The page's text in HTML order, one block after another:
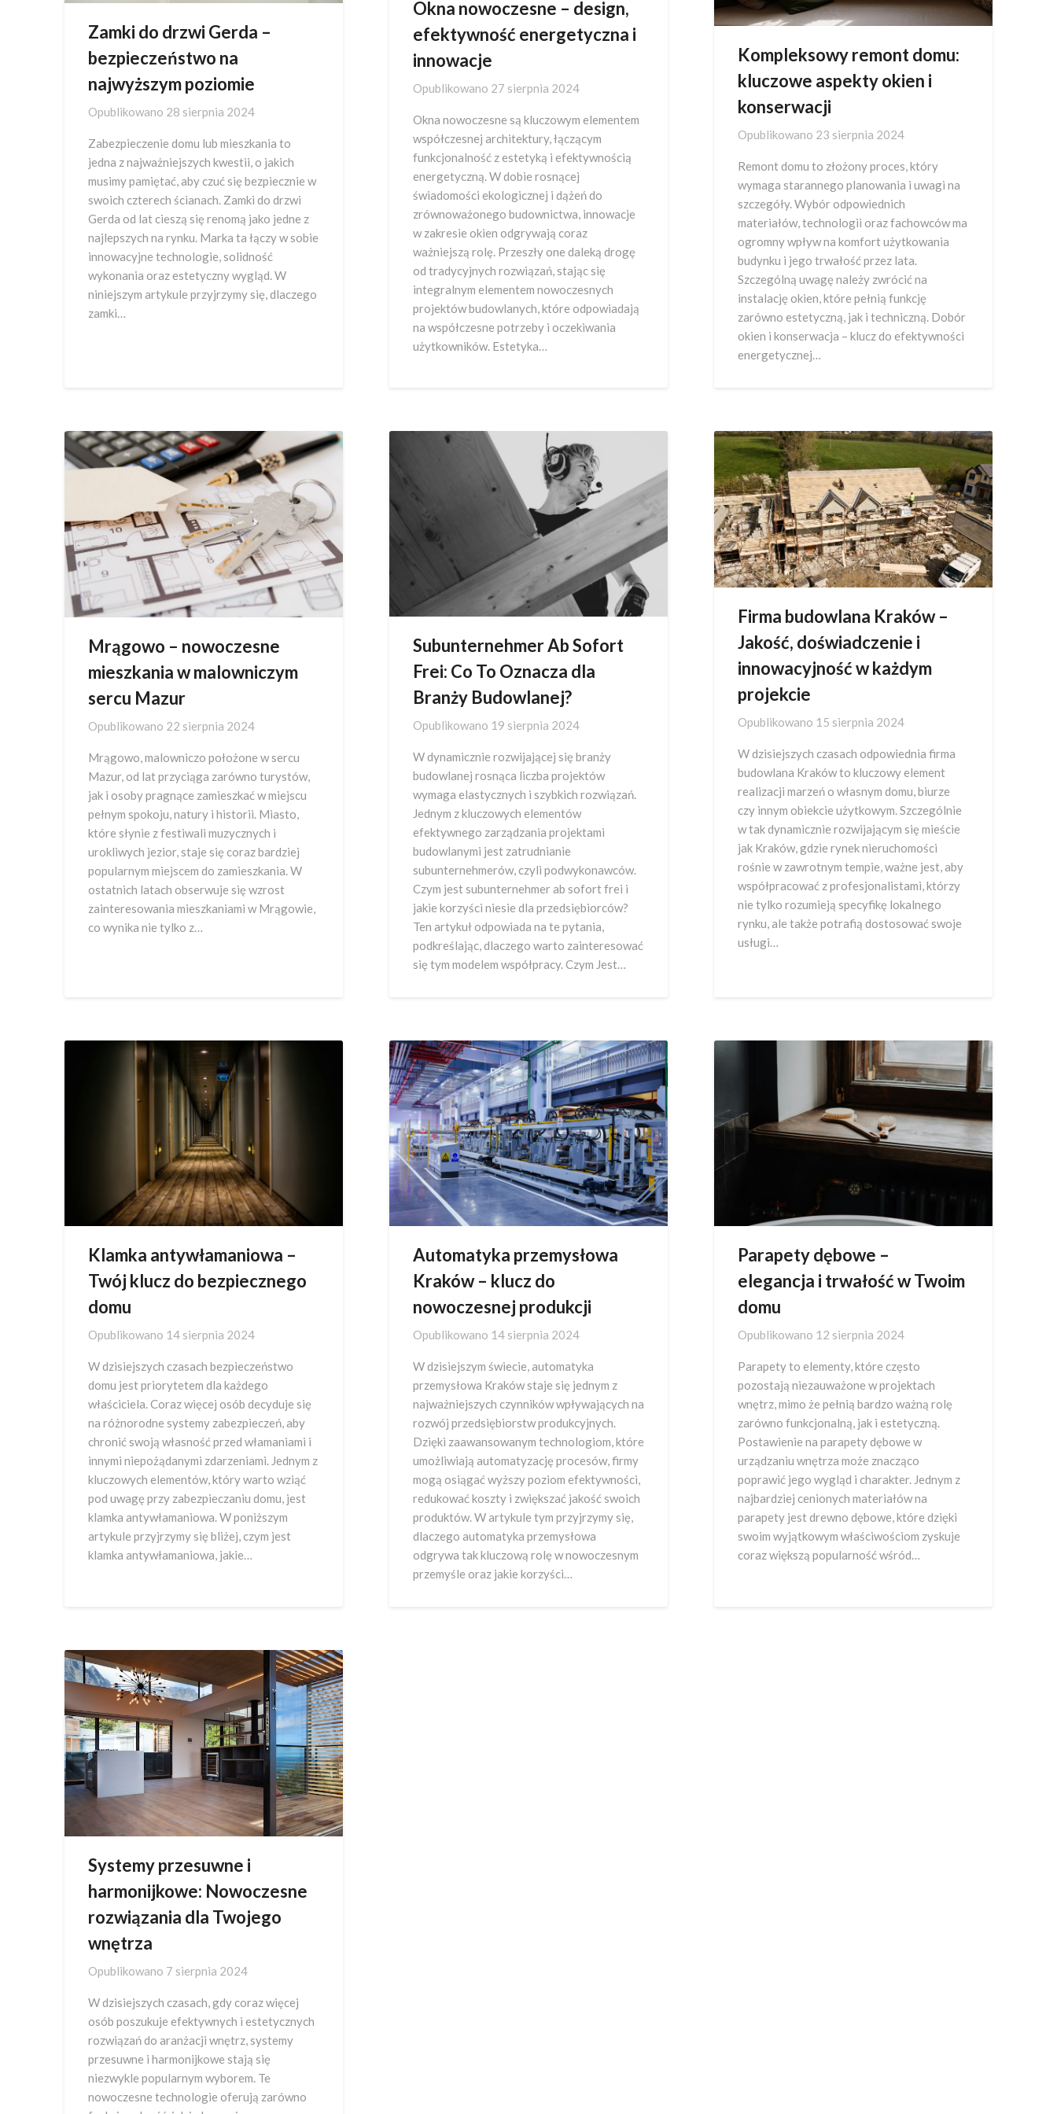
Zamki do drzwi Gerda –
bezpieczeństwo na
najwyższym poziomie
Opublikowano 28 sierpnia 2024
Zabezpieczenie domu lub mieszkania to
jedna z najważniejszych kwestii, o jakich
musimy pamiętać, aby czuć się bezpiecznie w
swoich czterech ścianach. Zamki do drzwi
Gerda od lat cieszą się renomą jako jedne z
najlepszych na rynku. Marka ta łączy w sobie
innowacyjne technologie, solidność
wykonania oraz estetyczny wygląd. W
niniejszym artykule przyjrzymy się, dlaczego
zamki…
Okna nowoczesne – design,
efektywność energetyczna i
innowacje
Opublikowano 27 sierpnia 2024
Okna nowoczesne są kluczowym elementem
współczesnej architektury, łączącym
funkcjonalność z estetyką i efektywnością
energetyczną. W dobie rosnącej
świadomości ekologicznej i dążeń do
zrównoważonego budownictwa, innowacje
w zakresie okien odgrywają coraz
ważniejszą rolę. Przeszły one daleką drogę
od tradycyjnych rozwiązań, stając się
integralnym elementem nowoczesnych
projektów budowlanych, które odpowiadają
na współczesne potrzeby i oczekiwania
użytkowników. Estetyka…
Kompleksowy remont domu:
kluczowe aspekty okien i
konserwacji
Opublikowano 23 sierpnia 2024
Remont domu to złożony proces, który
wymaga starannego planowania i uwagi na
szczegóły. Wybór odpowiednich
materiałów, technologii oraz fachowców ma
ogromny wpływ na komfort użytkowania
budynku i jego trwałość przez lata.
Szczególną uwagę należy zwrócić na
instalację okien, które pełnią funkcję
zarówno estetyczną, jak i techniczną. Dobór
okien i konserwacja – klucz do efektywności
energetycznej…
Mrągowo – nowoczesne
mieszkania w malowniczym
sercu Mazur
Opublikowano 22 sierpnia 2024
Mrągowo, malowniczo położone w sercu
Mazur, od lat przyciąga zarówno turystów,
jak i osoby pragnące zamieszkać w miejscu
pełnym spokoju, natury i historii. Miasto,
które słynie z festiwali muzycznych i
urokliwych jezior, staje się coraz bardziej
popularnym miejscem do zamieszkania. W
ostatnich latach obserwuje się wzrost
zainteresowania mieszkaniami w Mrągowie,
co wynika nie tylko z…
Subunternehmer Ab Sofort
Frei: Co To Oznacza dla
Branży Budowlanej?
Opublikowano 19 sierpnia 2024
W dynamicznie rozwijającej się branży
budowlanej rosnąca liczba projektów
wymaga elastycznych i szybkich rozwiązań.
Jednym z kluczowych elementów
efektywnego zarządzania projektami
budowlanymi jest zatrudnianie
subunternehmerów, czyli podwykonawców.
Czym jest subunternehmer ab sofort frei i
jakie korzyści niesie dla przedsiębiorców?
Ten artykuł odpowiada na te pytania,
podkreślając, dlaczego warto zainteresować
się tym modelem współpracy. Czym Jest…
Firma budowlana Kraków –
Jakość, doświadczenie i
innowacyjność w każdym
projekcie
Opublikowano 15 sierpnia 2024
W dzisiejszych czasach odpowiednia firma
budowlana Kraków to kluczowy element
realizacji marzeń o własnym domu, biurze
czy innym obiekcie użytkowym. Szczególnie
w tak dynamicznie rozwijającym się mieście
jak Kraków, gdzie rynek nieruchomości
rośnie w zawrotnym tempie, ważne jest, aby
współpracować z profesjonalistami, którzy
nie tylko rozumieją specyfikę lokalnego
rynku, ale także potrafią dostosować swoje
usługi…
Klamka antywłamaniowa –
Twój klucz do bezpiecznego
domu
Opublikowano 14 sierpnia 2024
W dzisiejszych czasach bezpieczeństwo
domu jest priorytetem dla każdego
właściciela. Coraz więcej osób decyduje się
na różnorodne systemy zabezpieczeń, aby
chronić swoją własność przed włamaniami i
innymi niepożądanymi zdarzeniami. Jednym z
kluczowych elementów, który warto wziąć
pod uwagę przy zabezpieczaniu domu, jest
klamka antywłamaniowa. W poniższym
artykule przyjrzymy się bliżej, czym jest
klamka antywłamaniowa, jakie…
Automatyka przemysłowa
Kraków – klucz do
nowoczesnej produkcji
Opublikowano 14 sierpnia 2024
W dzisiejszym świecie, automatyka
przemysłowa Kraków staje się jednym z
najważniejszych czynników wpływających na
rozwój przedsiębiorstw produkcyjnych.
Dzięki zaawansowanym technologiom, które
umożliwiają automatyzację procesów, firmy
mogą osiągać wyższy poziom efektywności,
redukować koszty i zwiększać jakość swoich
produktów. W artykule tym przyjrzymy się,
dlaczego automatyka przemysłowa
odgrywa tak kluczową rolę w nowoczesnym
przemyśle oraz jakie korzyści…
Parapety dębowe –
elegancja i trwałość w Twoim
domu
Opublikowano 12 sierpnia 2024
Parapety to elementy, które często
pozostają niezauważone w projektach
wnętrz, mimo że pełnią bardzo ważną rolę
zarówno funkcjonalną, jak i estetyczną.
Postawienie na parapety dębowe w
urządzaniu wnętrza może znacząco
poprawić jego wygląd i charakter. Jednym z
najbardziej cenionych materiałów na
parapety jest drewno dębowe, które dzięki
swoim wyjątkowym właściwościom zyskuje
coraz większą popularność wśród…
Systemy przesuwne i
harmonijkowe: Nowoczesne
rozwiązania dla Twojego
wnętrza
Opublikowano 7 sierpnia 2024
W dzisiejszych czasach, gdy coraz więcej
osób poszukuje efektywnych i estetycznych
rozwiązań do aranżacji wnętrz, systemy
przesuwne i harmonijkowe stają się
niezwykle popularnym wyborem. Te
nowoczesne technologie oferują zarówno